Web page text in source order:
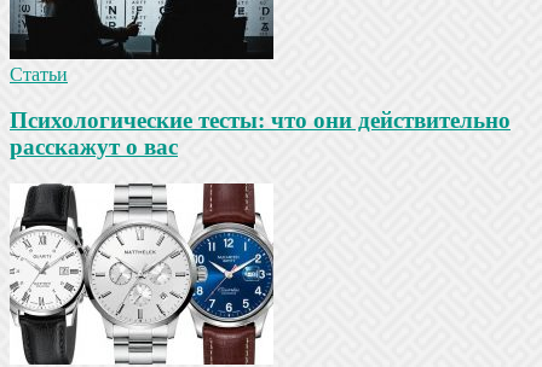
Статьи
Психологические тесты: что они действительно
расскажут о вас